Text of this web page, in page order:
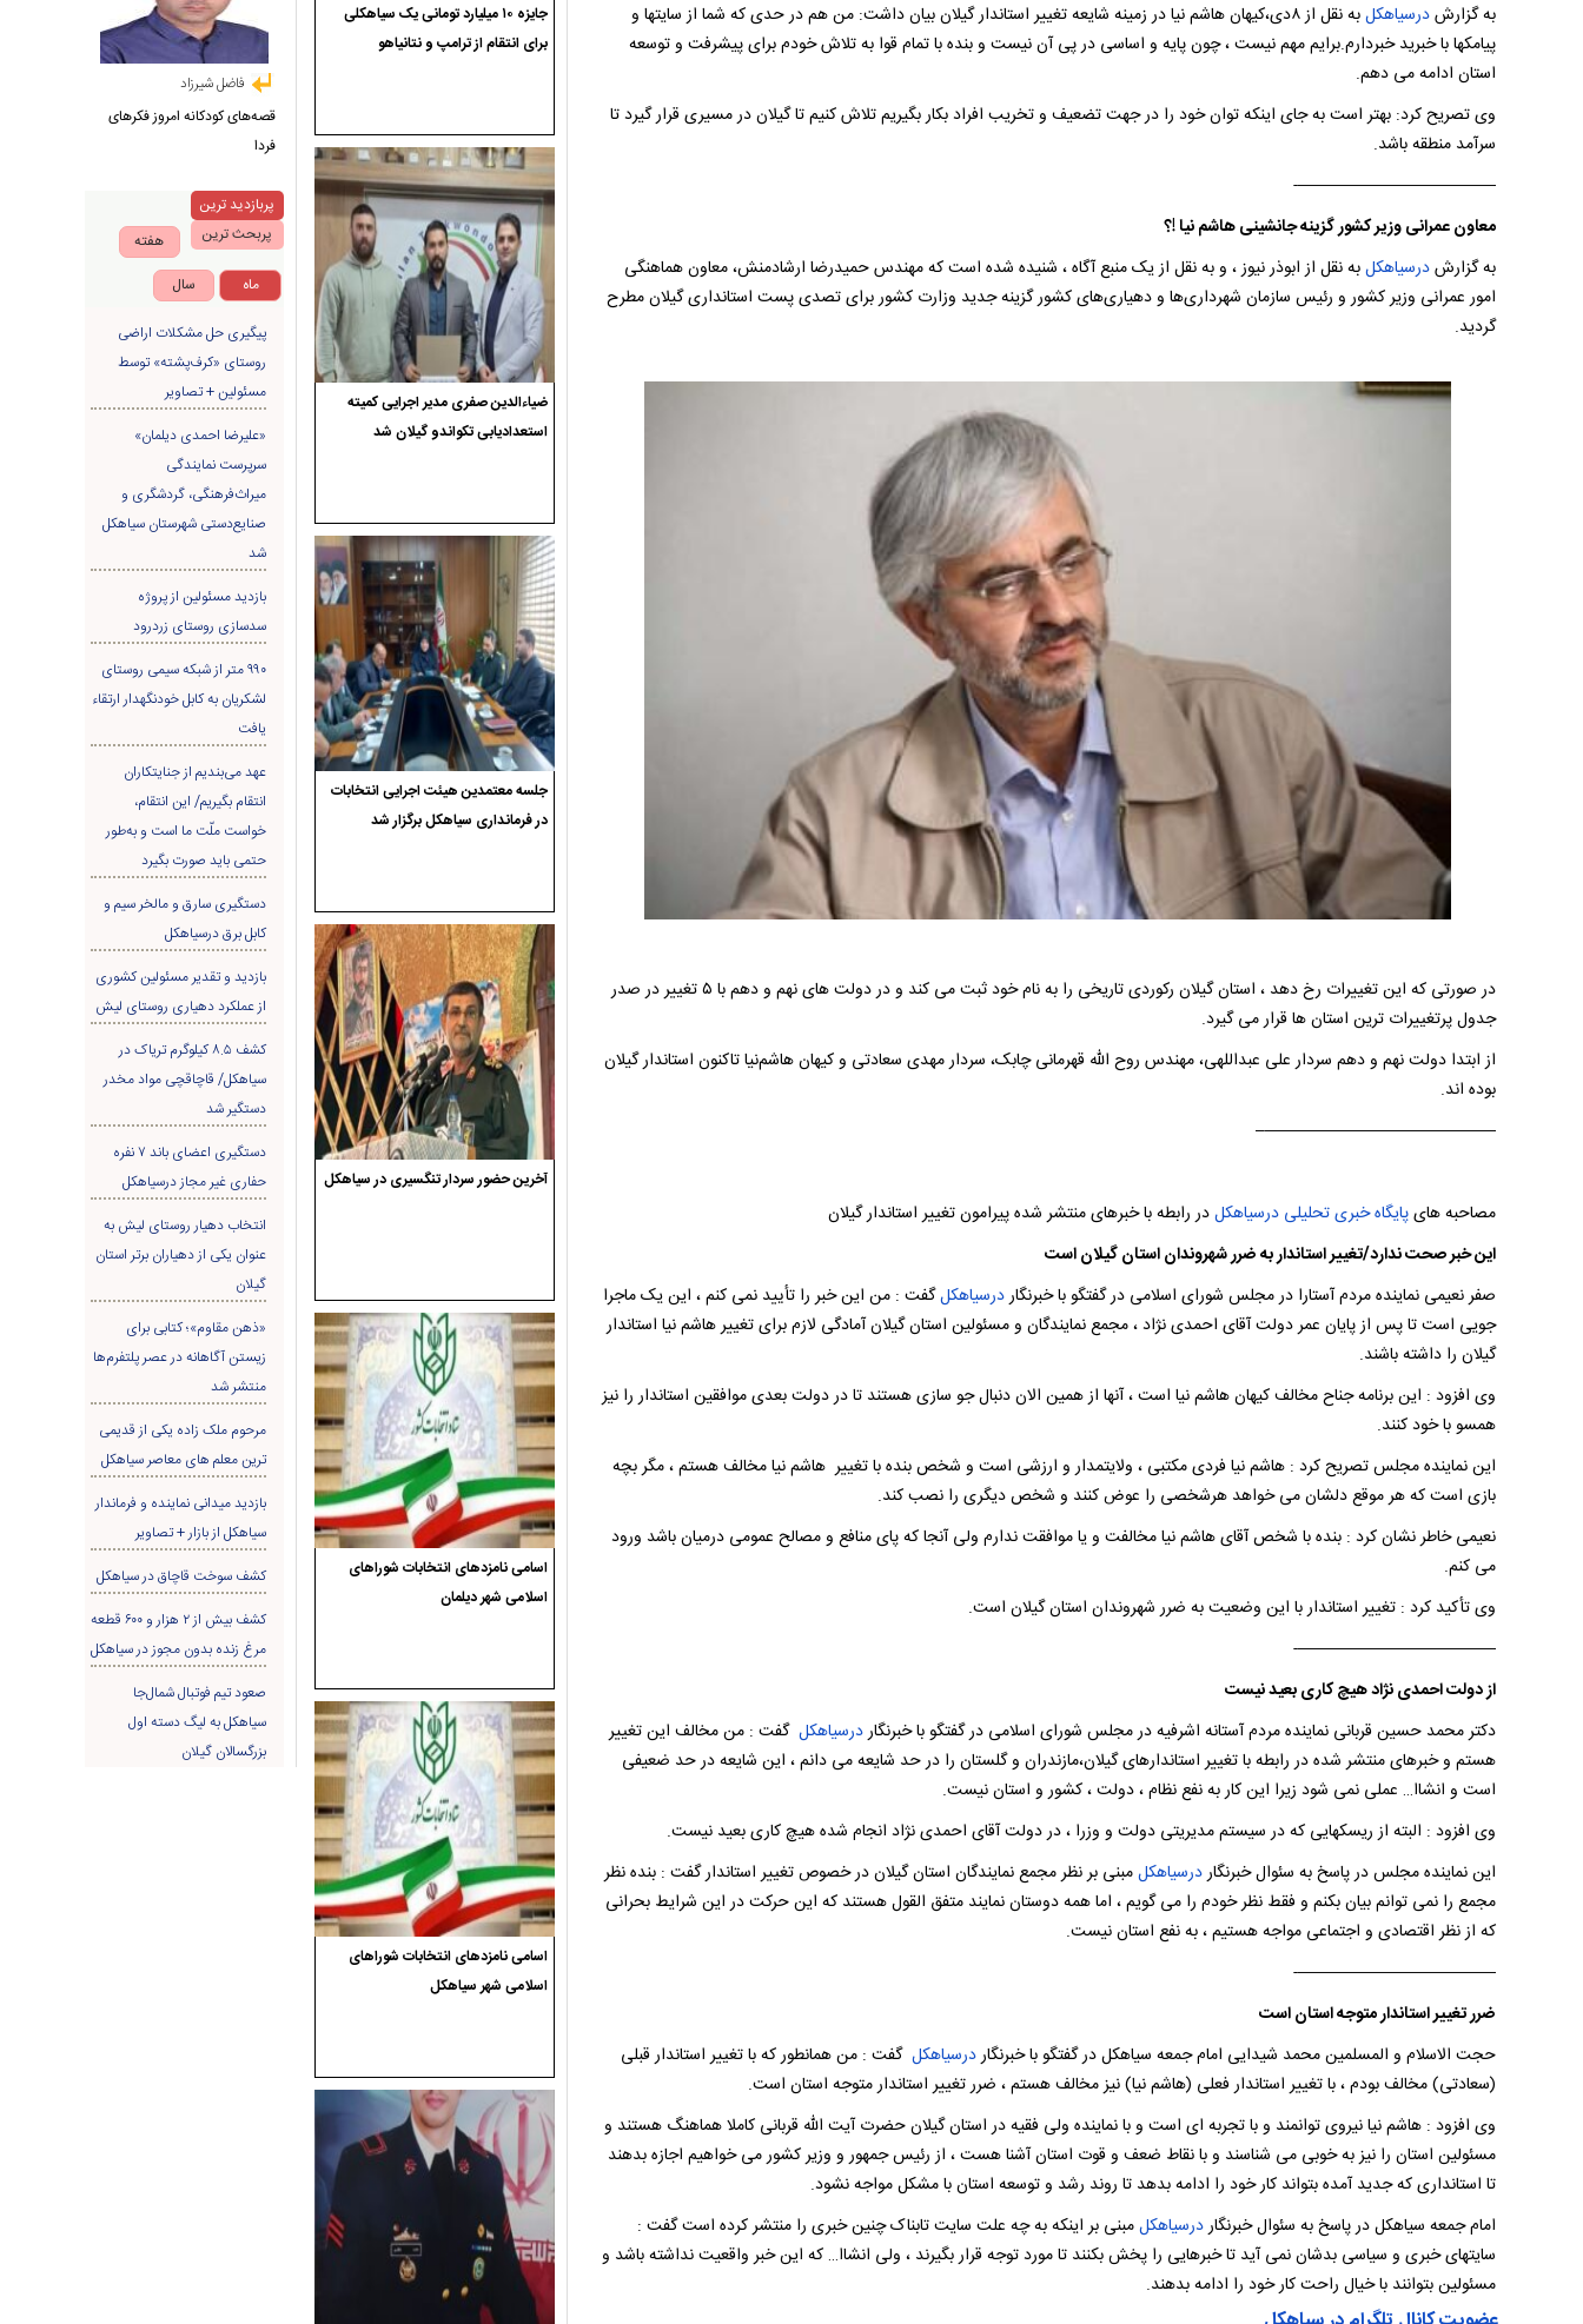
به گزارشدرسیاهکل
به نقل از ۸دی،کیهان هاشم نیا در زمینه شایعه تغییر استاندار گیلان بیان داشت: من هم در حدی که شما از سایتها و
پیامکها با خبرید خبردارم.برایم مهم نیست ، چون پایه و اساسی در پی آن نیست و بنده با تمام قوا به تلاش خودم برای پیشرفت و توسعه
استان ادامه می دهم.
وی تصریح کرد: بهتر است به جای اینکه توان خود را در جهت تضعیف و تخریب افراد بکار بگیریم تلاش کنیم تا گیلان در مسیری قرار گیرد تا
سرآمد منطقه باشد.
————————————-
معاون عمرانی وزیر کشور گزینه جانشینی هاشم نیا !؟
به گزارشدرسیاهکلبه نقل از ابوذر نیوز ، و به نقل از یک منبع آگاه ، شنیده شده است که مهندس حمیدرضا ارشادمنش، معاون هماهنگی
امور عمرانی وزیر کشور و رئیس سازمان شهرداری‌ها و دهیاری‌های کشور گزینه جدید وزارت کشور برای تصدی پست استانداری گیلان مطرح
گردید.
در صورتی که این تغییرات رخ دهد ، استان گیلان رکوردی تاریخی را به نام خود ثبت می کند و در دولت های نهم و دهم با ۵ تغییر در صدر
جدول پرتغییرات ترین استان ها قرار می گیرد.
از ابتدا دولت نهم و دهم سردار علی عبداللهی، مهندس روح الله قهرمانی چابک، سردار مهدی سعادتی و کیهان هاشم‌نیا تاکنون استاندار گیلان
بوده اند.
——————————————–
مصاحبه هایپایگاه خبری تحلیلی درسیاهکلدر رابطه با خبرهای منتشر شده پیرامون تغییر استاندار گیلان
این خبر صحت ندارد/تغییر استاندار به ضرر شهروندان استان گیلان است
صفر نعیمی نماینده مردم آستارا در مجلس شورای اسلامی در گفتگو با خبرنگاردرسیاهکلگفت : من این خبر را تأیید نمی کنم ، این یک ماجرا
جویی است تا پس از پایان عمر دولت آقای احمدی نژاد ، مجمع نمایندگان و مسئولین استان گیلان آمادگی لازم برای تغییر هاشم نیا استاندار
گیلان را داشته باشند.
وی افزود : این برنامه جناح مخالف کیهان هاشم نیا است ، آنها از همین الان دنبال جو سازی هستند تا در دولت بعدی موافقین استاندار را نیز
همسو با خود کنند.
این نماینده مجلس تصریح کرد : هاشم نیا فردی مکتبی ، ولایتمدار و ارزشی است و شخص بنده با تغییر هاشم نیا مخالف هستم ، مگر بچه
بازی است که هر موقع دلشان می خواهد هرشخصی را عوض کنند و شخص دیگری را نصب کند.
نعیمی خاطر نشان کرد : بنده با شخص آقای هاشم نیا مخالفت و یا موافقت ندارم ولی آنجا که پای منافع و مصالح عمومی درمیان باشد ورود
می کنم.
وی تأکید کرد : تغییر استاندار با این وضعیت به ضرر شهروندان استان گیلان است.
————————————-
از دولت احمدی نژاد هیچ کاری بعید نیست
دکتر محمد حسین قربانی نماینده مردم آستانه اشرفیه در مجلس شورای اسلامی در گفتگو با خبرنگاردرسیاهکل گفت : من مخالف این تغییر
هستم و خبرهای منتشر شده در رابطه با تغییر استاندارهای گیلان،مازندران و گلستان را در حد شایعه می دانم ، این شایعه در حد ضعیفی
است و انشاا… عملی نمی شود زیرا این کار به نفع نظام ، دولت ، کشور و استان نیست.
وی افزود : البته از ریسکهایی که در سیستم مدیریتی دولت و وزرا ، در دولت آقای احمدی نژاد انجام شده هیچ کاری بعید نیست.
این نماینده مجلس در پاسخ به سئوال خبرنگاردرسیاهکلمبنی بر نظر مجمع نمایندگان استان گیلان در خصوص تغییر استاندار گفت : بنده نظر
مجمع را نمی توانم بیان بکنم و فقط نظر خودم را می گویم ، اما همه دوستان نمایند متفق القول هستند که این حرکت در این شرایط بحرانی
که از نظر اقتصادی و اجتماعی مواجه هستیم ، به نفع استان نیست.
————————————-
ضرر تغییر استاندار متوجه استان است
حجت الاسلام و المسلمین محمد شیدایی امام جمعه سیاهکل در گفتگو با خبرنگاردرسیاهکل گفت : من همانطور که با تغییر استاندار قبلی
(سعادتی) مخالف بودم ، با تغییر استاندار فعلی (هاشم نیا) نیز مخالف هستم ، ضرر تغییر استاندار متوجه استان است.
وی افزود : هاشم نیا نیروی توانمند و با تجربه ای است و با نماینده ولی فقیه در استان گیلان حضرت آیت الله قربانی کاملا هماهنگ هستند و
مسئولین استان را نیز به خوبی می شناسند و با نقاط ضعف و قوت استان آشنا هست ، از رئیس جمهور و وزیر کشور می خواهیم اجازه بدهند
تا استانداری که جدید آمده بتواند کار خود را ادامه بدهد تا روند رشد و توسعه استان با مشکل مواجه نشود.
امام جمعه سیاهکل در پاسخ به سئوال خبرنگاردرسیاهکلمبنی بر اینکه به چه علت سایت تابناک چنین خبری را منتشر کرده است گفت :
سایتهای خبری و سیاسی بدشان نمی آید تا خبرهایی را پخش بکنند تا مورد توجه قرار بگیرند ، ولی انشاا… که این خبر واقعیت نداشته باشد و
مسئولین بتوانند با خیال راحت کار خود را ادامه بدهند.
جایزه ۱۰ میلیارد تومانی یک سیاهکلی
برای انتقام از ترامپ و نتانیاهو
ضیاءالدین صفری مدیر اجرایی کمیته
استعدادیابی تکواندو گیلان شد
جلسه معتمدین هیئت اجرایی انتخابات
در فرمانداری سیاهکل برگزار شد
آخرین حضور سردار تنگسیری در سیاهکل
اسامی نامزدهای انتخابات شوراهای
اسلامی شهر دیلمان
اسامی نامزدهای انتخابات شوراهای
اسلامی شهر سیاهکل
فاضل شیرزاد
قصه‌های کودکانه امروز فکرهای
فردا
پربازدید ترین
پربحث ترین
هفته
ماه
سال
پیگیری حل مشکلات اراضی
روستای «کرف‌پشته» توسط
مسئولین + تصاویر
«علیرضا احمدی دیلمان»
سرپرست نمایندگی
میراث‌فرهنگی، گردشگری و
صنایع‌دستی شهرستان سیاهکل
شد
بازدید مسئولین از پروژه
سدسازی روستای زردرود
۹۹۰ متر از شبکه سیمی روستای
لشکریان به کابل خودنگهدار ارتقاء
یافت
عهد می‌بندیم از جنایتکاران
انتقام بگیریم/ این انتقام،
خواست ملّت ما است و به‌طور
حتمی باید صورت بگیرد
دستگیری سارق و مالخر سیم و
کابل برق درسیاهکل
بازدید و تقدیر مسئولین کشوری
از عملکرد دهیاری روستای لیش
کشف ۸.۵ کیلوگرم تریاک در
سیاهکل/ قاچاقچی مواد مخدر
دستگیر شد
دستگیری اعضای باند ۷ نفره
حفاری غير مجاز درسیاهکل
انتخاب دهیار روستای لیش به
عنوان یکی از دهیاران برتر استان
گیلان
«ذهن مقاوم»؛ کتابی برای
زیستن آگاهانه در عصر پلتفرم‌ها
منتشر شد
مرحوم ملک زاده یکی از قدیمی
ترین معلم های معاصر سیاهکل
بازدید میدانی نماینده و فرماندار
سیاهکل از بازار + تصاویر
کشف سوخت قاچاق در سياهکل
کشف بیش از ۲ هزار و ۶۰۰ قطعه
مرغ زنده بدون مجوز در سیاهکل
صعود تیم فوتبال شمال‌جا‌
سیاهکل به لیگ دسته اول
بزرگسالان گیلان